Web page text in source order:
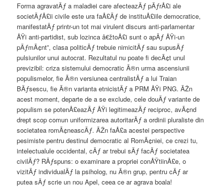
Forma agravatÄƒ a maladiei care afecteazÄƒ pÄƒrÅ£i ale
societÄƒÅ£ii civile este ura faÅ£Äƒ de instituÅ£iile democratice,
manifestatÄƒ printr-un tot mai virulent discurs anti-parlamentar
ÅŸi anti-partidist, sub lozinca â€žtoÅ£i sunt o apÄƒ ÅŸi-un
pÄƒmÃ¢nt”, clasa politicÄƒ trebuie nimicitÄƒ sau supusÄƒ
pulsiunilor unui autocrat. Rezultatul nu poate fi decÃ¢t unul
previzibil: criza sistemului democratic Ã®n urma ascensiunii
populismelor, fie Ã®n versiunea centralistÄƒ a lui Traian
BÄƒsescu, fie Ã®n varianta etnicistÄƒ a PRM ÅŸi PNG. ÃŽn
acest moment, departe de a se exclude, cele douÄƒ variante de
populism se potenÅ£eazÄƒ ÅŸi legitimeazÄƒ reciproc, avÃ¢nd
drept scop comun uniformizarea autoritarÄƒ a ordinii pluraliste din
societatea romÃ¢neascÄƒ. ÃŽn faÅ£a acestei perspective
pesimiste pentru destinul democratic al RomÃ¢niei, ce crezi tu,
intelectualule occidental, cÄƒ ar trebui sÄƒ facÄƒ societatea
civilÄƒ? RÄƒspuns: o examinare a propriei conÅŸtiinÅ£e, o
vizitÄƒ individualÄƒ la psiholog, nu Ã®n grup, pentru cÄƒ ar
putea sÄƒ scrie un nou Apel, ceea ce ar agrava boala!